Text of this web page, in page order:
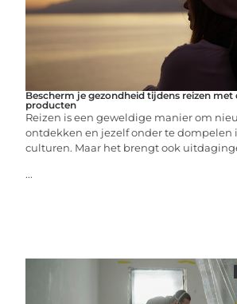
Bescherm je gezondheid tijdens reizen met
producten
Reizen is een geweldige manier om
ontdekken en jezelf onder te dompelen
culturen. Maar het brengt ook
...